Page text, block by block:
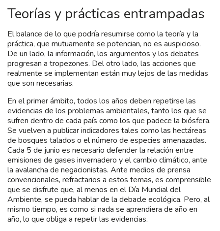
Teorías y prácticas entrampadas
El balance de lo que podría resumirse como la teoría y la
práctica, que mutuamente se potencian, no es auspicioso.
De un lado, la información, los argumentos y los debates
progresan a tropezones. Del otro lado, las acciones que
realmente se implementan están muy lejos de las medidas
que son necesarias.
En el primer ámbito, todos los años deben repetirse las
evidencias de los problemas ambientales, tanto los que se
sufren dentro de cada país como los que padece la biósfera.
Se vuelven a publicar indicadores tales como las hectáreas
de bosques talados o el número de especies amenazadas.
Cada 5 de junio es necesario defender la relación entre
emisiones de gases invernadero y el cambio climático, ante
la avalancha de negacionistas. Ante medios de prensa
convencionales, refractarios a estos temas, es comprensible
que se disfrute que, al menos en el Día Mundial del
Ambiente, se pueda hablar de la debacle ecológica. Pero, al
mismo tiempo, es como si nada se aprendiera de año en
año, lo que obliga a repetir las evidencias.